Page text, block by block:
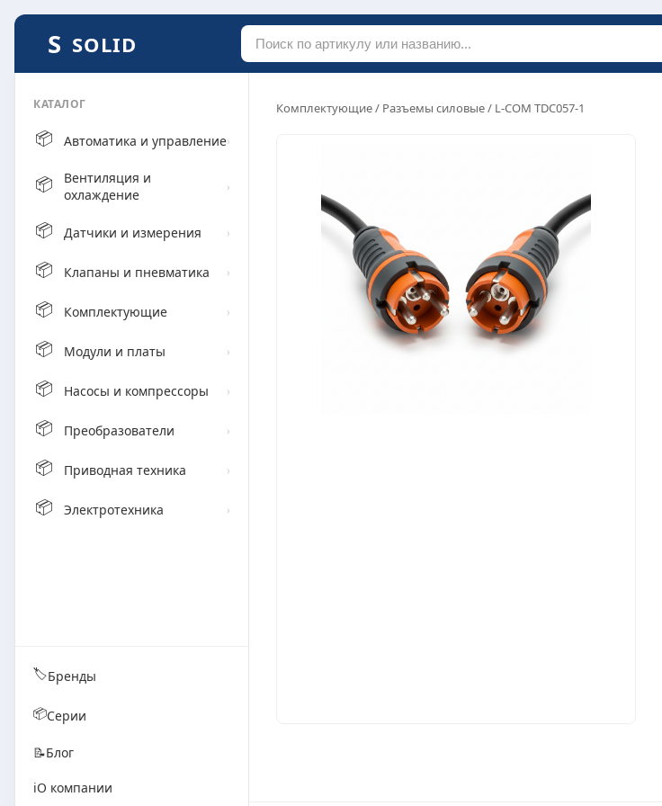
SOLID
КАТАЛОГ
📦 Автоматика и управление›
📦
Вентиляция и
охлаждение
›
📦 Датчики и измерения ›
📦 Клапаны и пневматика ›
📦 Комплектующие ›
📦 Модули и платы ›
📦 Насосы и компрессоры ›
📦 Преобразователи ›
📦 Приводная техника ›
📦 Электротехника ›
🏷️Бренды
📦Серии
📝Блог
ℹ️О компании
Комплектующие/ Разъемы силовые/ L-COM TDC057-1